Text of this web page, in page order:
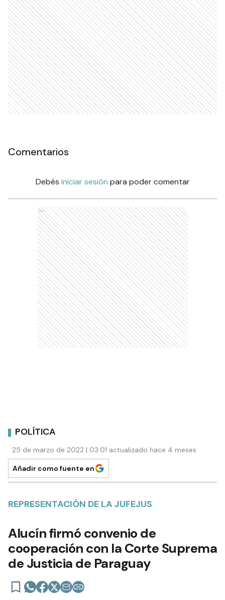
Comentarios
Debés iniciar sesión para poder comentar
Ads
POLÍTICA
25 de marzo de 2022 | 03:01 actualizado hace 4 meses
Añadir como fuente en
REPRESENTACIÓN DE LA JUFEJUS
Alucín firmó convenio de
cooperación con la Corte Suprema
de Justicia de Paraguay